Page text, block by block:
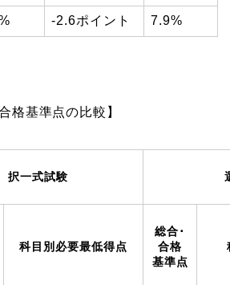
-2.6ポイント 7.9%
格基準点の比較】
択一式試験
科目別必要最低得点
総合･
合格
基準点